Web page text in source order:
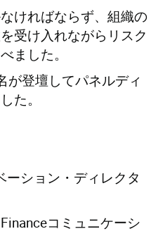
ければならず、組織の
受け入れながらリスク
ました。
が登壇してパネルディ
た。
ーション・ディレクタ
コミュニケーシ